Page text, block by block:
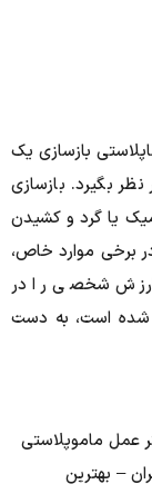
بازسازی یک
بگیرد. بازسازی
یا گرد و کشیدن
برخی موارد خاص،
ارزش شخصی را در
شده است، به دست
عمل ماموپلاستی
– بهترین